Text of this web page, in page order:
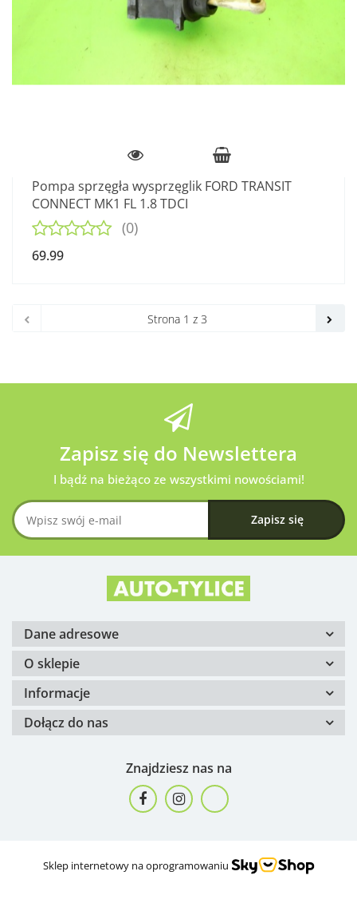
Pompa sprzęgła wysprzęglik FORD TRANSIT
CONNECT MK1 FL 1.8 TDCI
(0)
69.99
Zapisz się do Newslettera
I bądź na bieżąco ze wszystkimi nowościami!
Dane adresowe
O sklepie
Informacje
Dołącz do nas
Znajdziesz nas na
Sklep internetowy na oprogramowaniu